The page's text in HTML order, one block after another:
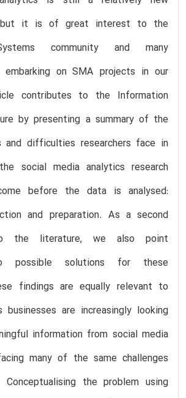
but it is of great interest to the
community and many
embarking on SMA projects in our
contributes to the Information
by presenting a summary of the
and difficulties researchers face in
social media analytics research
before the data is analysed:
and preparation. As a second
the literature, we also point
possible solutions for these
findings are equally relevant to
businesses are increasingly looking
information from social media
many of the same challenges
Conceptualising the problem using